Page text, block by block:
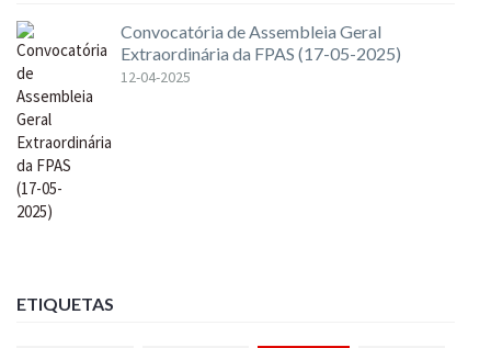
Convocatória de Assembleia Geral
Extraordinária da FPAS (17-05-2025)
12-04-2025
ETIQUETAS